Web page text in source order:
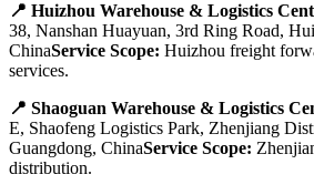
📍 Huizhou Warehouse & Logistics
38, Nanshan Huayuan, 3rd Ring Road,
ChinaService Scope: Huizhou freight
services.
📍 Shaoguan Warehouse & Logistics
E, Shaofeng Logistics Park, Zhenjiang
Guangdong, ChinaService Scope:
distribution.